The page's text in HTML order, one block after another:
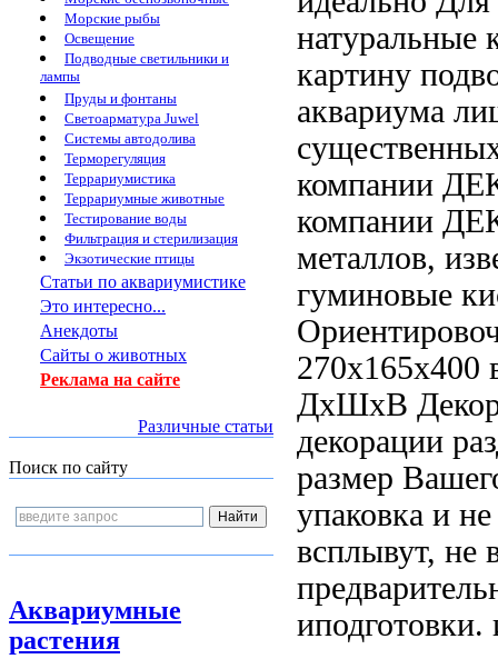
Морские рыбы
Освещение
Подводные светильники и
лампы
Пруды и фонтаны
Светоарматура Juwel
Системы автодолива
Терморегуляция
Террариумистика
Террариумные животные
Тестирование воды
Фильтрация и стерилизация
Экзотические птицы
Статьи по аквариумистике
Это интересно...
Анекдоты
Сайты о животных
Реклама на сайте
Различные статьи
Поиск по сайту
Аквариумные
растения
натуральные
картину
аквариума
компании
компании
металлов,
гуминовые
270х165х400
ДхШхВ
декорации
размер
упаковка и
всплывут, не
иподготовки.